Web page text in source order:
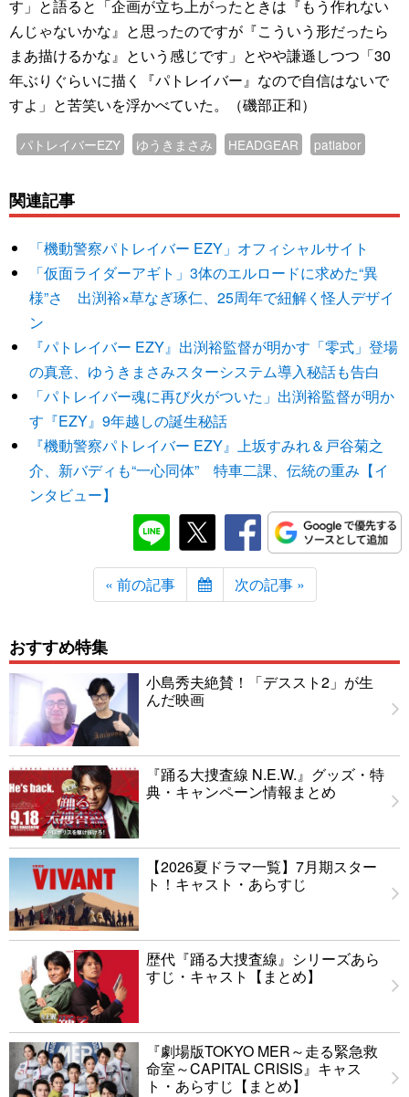
す」と語ると「企画が立ち上がったときは『もう作れない
んじゃないかな』と思ったのですが『こういう形だったら
まあ描けるかな』という感じです」とやや謙遜しつつ「30
年ぶりぐらいに描く『パトレイバー』なので自信はないで
すよ」と苦笑いを浮かべていた。（磯部正和）
パトレイバーEZY ゆうきまさみ HEADGEAR patlabor
関連記事
「機動警察パトレイバー EZY」オフィシャルサイト
「仮面ライダーアギト」3体のエルロードに求めた“異
様”さ 出渕裕×草なぎ琢仁、25周年で紐解く怪人デザイ
ン
『パトレイバー EZY』出渕裕監督が明かす「零式」登場
の真意、ゆうきまさみスターシステム導入秘話も告白
「パトレイバー魂に再び火がついた」出渕裕監督が明か
す『EZY』9年越しの誕生秘話
『機動警察パトレイバー EZY』上坂すみれ＆戸谷菊之
介、新バディも“一心同体” 特車二課、伝統の重み【イ
ンタビュー】
« 前の記事 次の記事 »
おすすめ特集
小島秀夫絶賛！「デススト2」が生
んだ映画
『踊る大捜査線 N.E.W.』グッズ・特
典・キャンペーン情報まとめ
【2026夏ドラマ一覧】7月期スター
ト！キャスト・あらすじ
歴代『踊る大捜査線』シリーズあら
すじ・キャスト【まとめ】
『劇場版TOKYO MER～走る緊急救
命室～CAPITAL CRISIS』キャス
ト・あらすじ【まとめ】